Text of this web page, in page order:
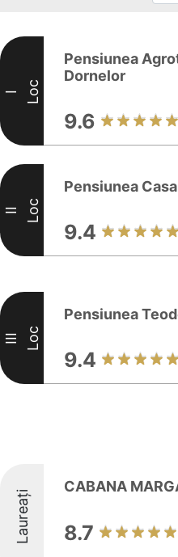
I Loc
Pensiunea
Dornelor
9.6
II Loc
Pensiunea
9.4
III Loc
Pensiunea
9.4
Laureați
CABANA
8.7